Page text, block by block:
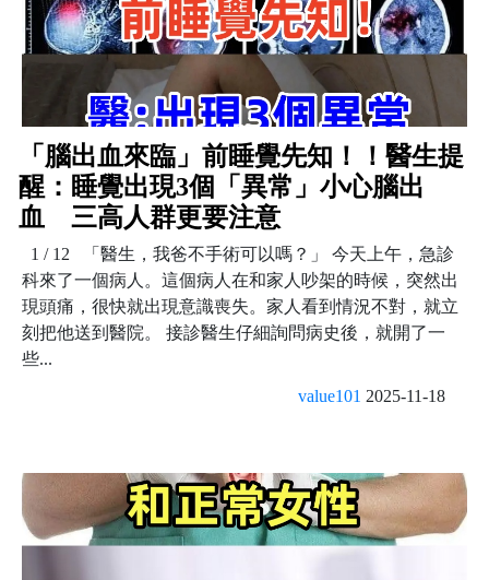
「腦出血來臨」前睡覺先知！！醫生提
醒：睡覺出現3個「異常」小心腦出
血 三高人群更要注意
1 / 12 「醫生，我爸不手術可以嗎？」 今天上午，急診
科來了一個病人。這個病人在和家人吵架的時候，突然出
現頭痛，很快就出現意識喪失。家人看到情況不對，就立
刻把他送到醫院。 接診醫生仔細詢問病史後，就開了一
些...
value101 2025-11-18